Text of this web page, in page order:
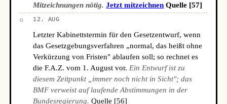
Mitzeichnungen nötig. Jetzt mitzeichnen Quelle [57]
○ 12. AUG
Letzter Kabinettstermin für den Gesetzentwurf, wenn
das Gesetzgebungsverfahren „normal, das heißt ohne
Verkürzung von Fristen" ablaufen soll; so rechnet es
die F.A.Z. vom 1. August vor. Ein Entwurf ist zu
diesem Zeitpunkt „immer noch nicht in Sicht"; das
BMF verweist auf laufende Abstimmungen in der
Bundesregierung. Quelle [56]